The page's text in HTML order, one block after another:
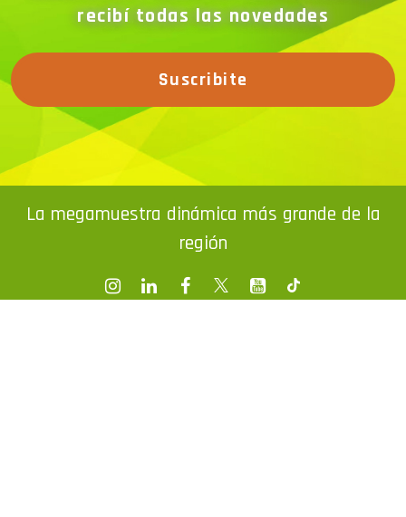
recibí todas las novedades
Suscribite
La megamuestra dinámica más grande de la
región